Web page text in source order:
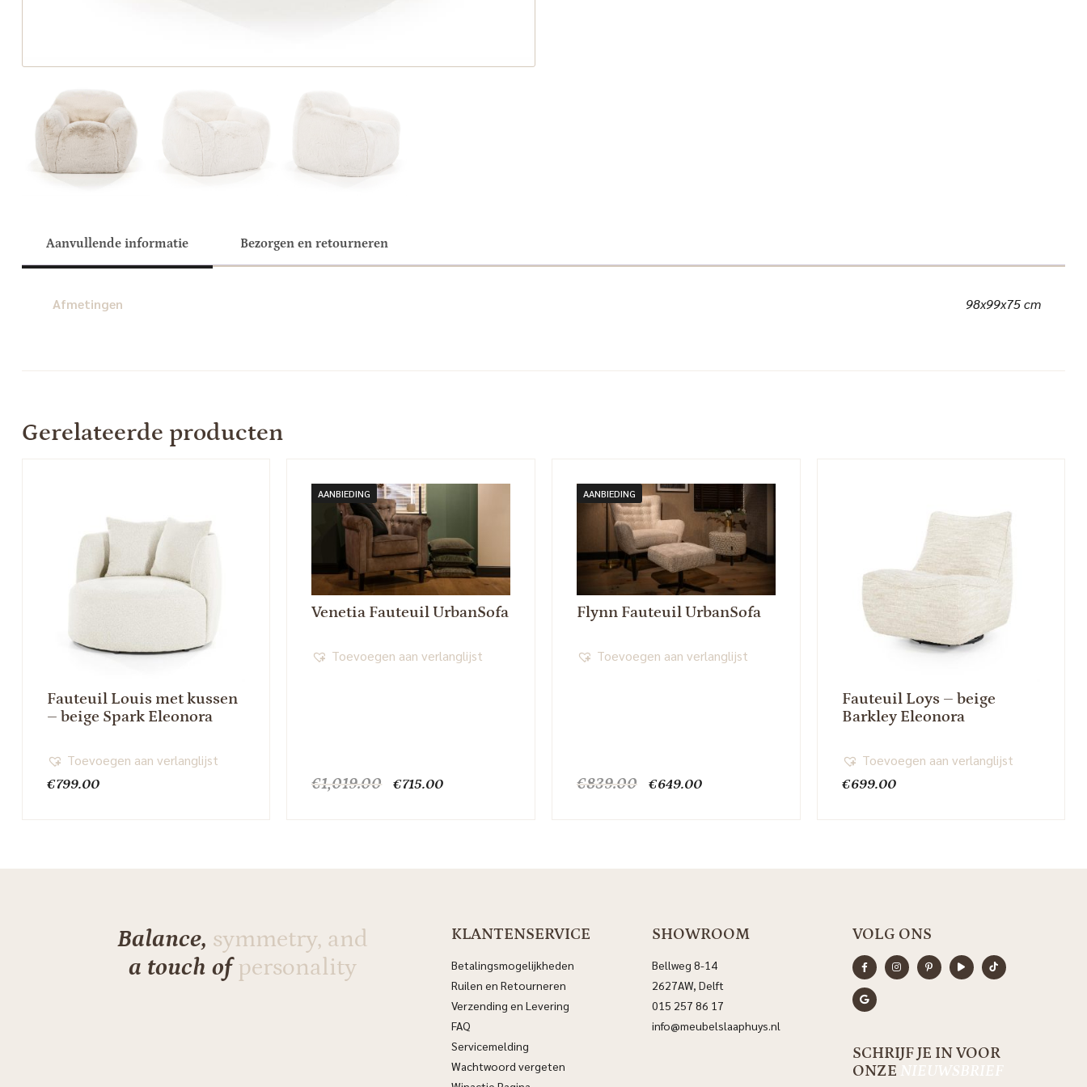
Aanvullende informatie Bezorgen en retourneren
Afmetingen 98x99x75 cm
Gerelateerde producten
Fauteuil Louis met kussen
– beige Spark Eleonora
€799.00
Toevoegen aan verlanglijst
AANBIEDING
Venetia Fauteuil UrbanSofa
€1,019.00
Oorspronkelijke
€715.00Huidige
Toevoegen aan verlanglijst
AANBIEDING
Flynn Fauteuil UrbanSofa
€839.00
Oorspronkelijke
€649.00Huidige
Toevoegen aan verlanglijst
Fauteuil Loys – beige
Barkley Eleonora
€699.00
Toevoegen aan verlanglijst
Balance, symmetry, and
a touch ofpersonality
KLANTENSERVICE
Betalingsmogelijkheden
Ruilen en Retourneren
Verzending en Levering
FAQ
Servicemelding
Wachtwoord vergeten
SHOWROOM
Bellweg 8-14
2627AW, Delft
015 257 86 17
info@meubelslaaphuys.nl
VOLG ONS
SCHRIJF JE IN VOOR
ONZE NIEUWSBRIEF